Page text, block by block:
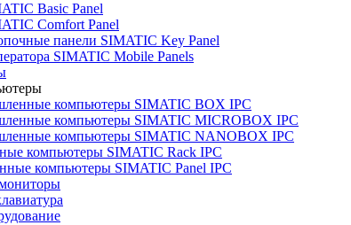
Basic Panel
Comfort Panel
панели SIMATIC Key Panel
SIMATIC Mobile Panels
компьютеры SIMATIC BOX IPC
компьютеры SIMATIC MICROBOX IPC
компьютеры SIMATIC NANOBOX IPC
компьютеры SIMATIC Rack IPC
компьютеры SIMATIC Panel IPC